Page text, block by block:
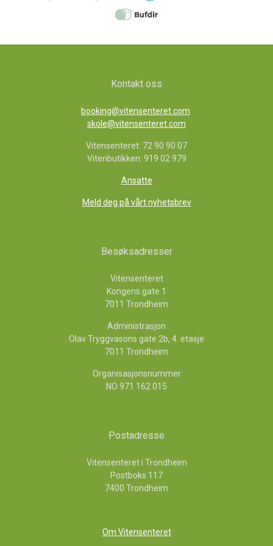
Kontakt oss
booking@vitensenteret.com
skole@vitensenteret.com
Vitensenteret: 72 90 90 07
Vitenbutikken: 919 02 979
Ansatte
Meld deg på vårt nyhetsbrev
Besøksadresser
Vitensenteret
Kongens gate 1
7011 Trondheim
Administrasjon
Olav Tryggvasons gate 2b, 4. etasje
7011 Trondheim
Organisasjonsnummer
NO 971 162 015
Postadresse
Vitensenteret i Trondheim
Postboks 117
7400 Trondheim
Om Vitensenteret